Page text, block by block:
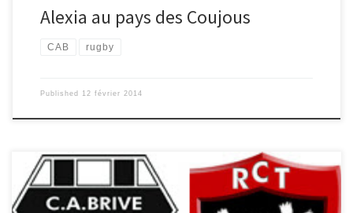
Alexia au pays des Coujous
CAB rugby
Published 12 février 2014
Ce soir, c’est guichet fermé au stade Amédée-Domenech. Le
CABCL s’apprête à recevoir l’armada toulonnaise, munie de ses